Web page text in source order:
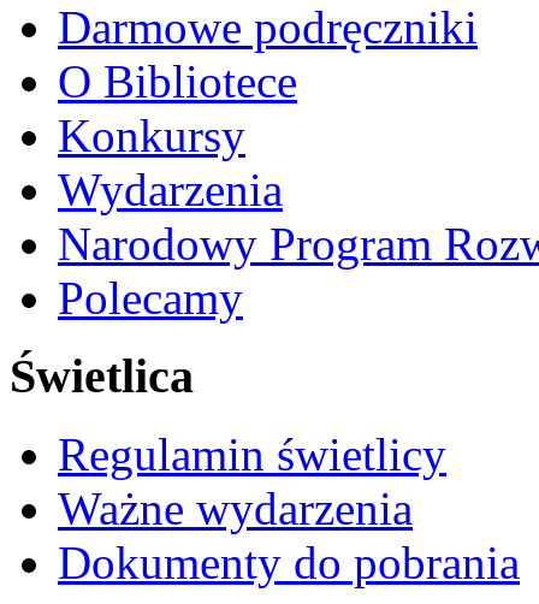
Darmowe podręczniki
O Bibliotece
Konkursy
Wydarzenia
Narodowy Program
Polecamy
Świetlica
Regulamin świetlicy
Ważne wydarzenia
Dokumenty do pobrania